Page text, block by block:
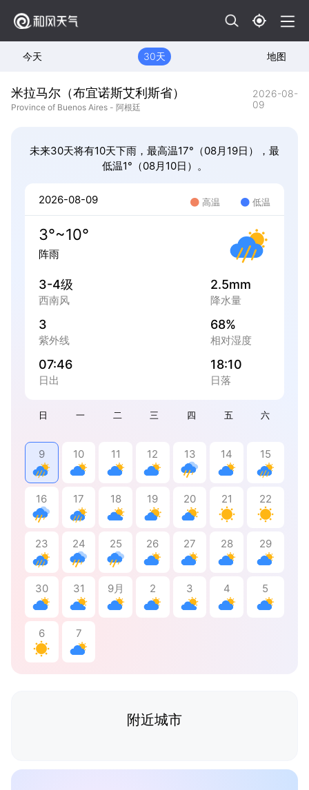
今天 30天 地图
米拉马尔（布宜诺斯艾利斯省）
Province of Buenos Aires - 阿根廷
2026-08-
09
未来30天将有10天下雨，最高温17°（08月19日），最
低温1°（08月10日）。
日 一 二 三 四 五 六
9 10 11 12 13 14 15
16 17 18 19 20 21 22
23 24 25 26 27 28 29
30 31 9月 2 3 4 5
6 7
2026-08-09 高温 低温
3°~10°
阵雨
3-4级
西南风
2.5mm
降水量
3
紫外线
68%
相对湿度
07:46
日出
18:10
日落
附近城市